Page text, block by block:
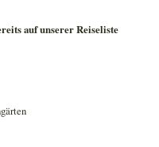
auf unserer Reiseliste